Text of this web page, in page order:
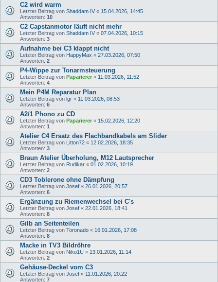
C2 wird warm
Letzter Beitrag von Shaddam IV « 15.04.2026, 14:45
Antworten: 10
C2 Capstanmotor läuft nicht mehr
Letzter Beitrag von Shaddam IV « 07.04.2026, 10:15
Antworten: 3
Aufnahme bei C3 klappt nicht
Letzter Beitrag von HappyMax « 27.03.2026, 07:50
Antworten: 2
P4-Wippe zur Tonarmsteuerung
Letzter Beitrag von Paparierer « 11.03.2026, 11:52
Antworten: 4
Mein P4M Reparatur Plan
Letzter Beitrag von lgr « 11.03.2026, 08:53
Antworten: 6
A2/1 Phono zu CD
Letzter Beitrag von Paparierer « 15.02.2026, 12:20
Antworten: 1
Atelier C4 Ersatz des Flachbandkabels am Slider
Letzter Beitrag von Litton72 « 12.02.2026, 18:35
Antworten: 3
Braun Atelier Überholung, M12 Lautsprecher
Letzter Beitrag von Rudikar « 01.02.2026, 10:19
Antworten: 2
CD3 Toblerone ohne Dämpfung
Letzter Beitrag von Josef « 26.01.2026, 20:57
Antworten: 6
Ergänzung zu Riemenwechsel bei C's
Letzter Beitrag von Josef « 22.01.2026, 18:41
Antworten: 8
Gilb an Seitenteilen
Letzter Beitrag von Toronado « 16.01.2026, 17:08
Antworten: 8
Macke in TV3 Bildröhre
Letzter Beitrag von Niko1U « 13.01.2026, 11:14
Antworten: 2
Gehäuse-Deckel vom C3
Letzter Beitrag von Josef « 11.01.2026, 20:22
Antworten: 7